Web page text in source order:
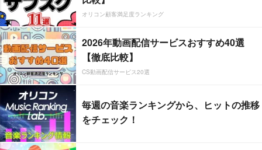
オリコン顧客満足度ランキング
2026年動画配信サービスおすすめ40選
【徹底比較】
CS動画配信サービス20選
毎週の音楽ランキングから、ヒットの推移
をチェック！